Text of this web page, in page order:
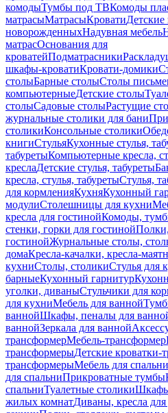
комодыТумбы под ТВКомоды
матрасыМатрасыКроватиДетские
новорожденныхНадувная мебель
матрасОснования для
кроватейПодматрасники
шкафы-кроватиКровати-домики
столыБарные столыСтолы
компьютерныеДетские столы
столыСадовые столыРастущие
журнальные столики для бани
столикиКонсольные столики
книгиСтульяКухонные стулья,
табуретыКомпьютерные кресла,
креслаДетские стулья, табуреты
кресла, стулья, табуретыСтулья,
для кормленияКухняКухонный
модулиСтолешницы для кухни
кресла для гостинойКомоды,
стенки, горки для гостиной
гостинойЖурнальные столы,
домаКресла-качалки, кресла-
кухниСтолы, столикиСтулья для
барныеКухонный гарнитур
уголки, диваныСтульчики для
для кухниМебель для ванной
ваннойШкафы, пеналы для
ваннойЗеркала для ванной
трансформерМебель-трансформер
трансформерыДетские кроватки-
трансформерыМебель для спальни
для спальниПрикроватные тумбы
спальниТуалетные столикиШкафы
жилых комнатДиваны, кресла для